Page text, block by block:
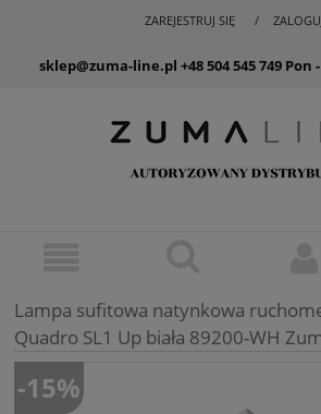
ZAREJESTRUJ SIĘ
sklep@zuma-line.pl +48 504 545 749 Pon
Lampa sufitowa natynkowa
Quadro SL1 Up biała 89200-WH
-15%